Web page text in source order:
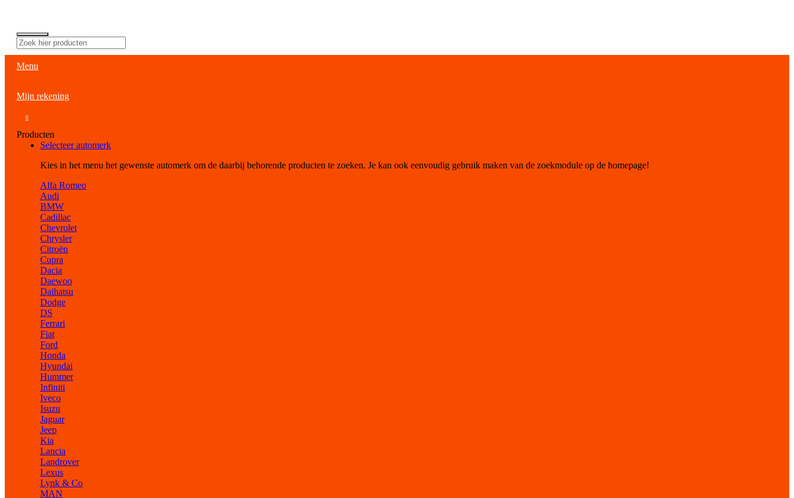
Menu
Mijn rekening
0
Producten
Selecteer automerk
Kies in het menu het gewenste automerk om de daarbij behorende producten te zoeken. Je kan ook eenvoudig gebruik maken van de zoekmodule op de homepage!
Alfa Romeo
Audi
BMW
Cadillac
Chevrolet
Chrysler
Citroën
Cupra
Dacia
Daewoo
Daihatsu
Dodge
DS
Ferrari
Fiat
Ford
Honda
Hyundai
Hummer
Infiniti
Iveco
Isuzu
Jaguar
Jeep
Kia
Lancia
Landrover
Lexus
Lynk & Co
MAN